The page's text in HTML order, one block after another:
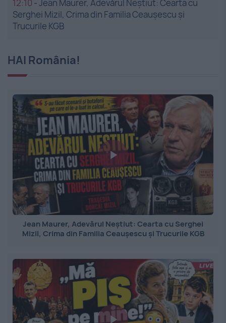
12:10 -Jean Maurer, Adevărul Neștiut: Cearta cu
Serghei Mizil, Crima din Familia Ceaușescu și
Trucurile KGB
HAI România!
Jean Maurer, Adevărul Neștiut: Cearta cu Serghei
Mizil, Crima din Familia Ceaușescu și Trucurile KGB